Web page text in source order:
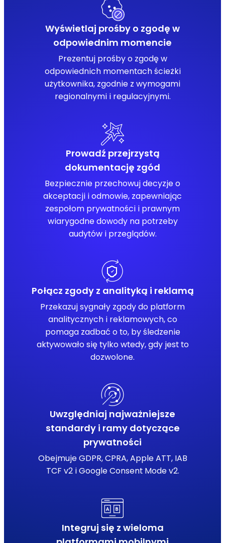
Wyświetlaj prośby o zgodę w
odpowiednim momencie
Prezentuj prośby o zgodę w
odpowiednich momentach ścieżki
użytkownika, zgodnie z wymogami
regionalnymi i regulacyjnymi.
Prowadź przejrzystą
dokumentację zgód
Bezpiecznie przechowuj decyzje o
akceptacji i odmowie, zapewniając
zespołom prywatności i prawnym
wiarygodne dowody na potrzeby
audytów i przeglądów.
Połącz zgody z analityką i reklamą
Przekazuj sygnały zgody do platform
analitycznych i reklamowych, co
pomaga zadbać o to, by śledzenie
aktywowało się tylko wtedy, gdy jest to
dozwolone.
Uwzględniaj najważniejsze
standardy i ramy dotyczące
prywatności
Obejmuje GDPR, CPRA, Apple ATT, IAB
TCF v2 i Google Consent Mode v2.
Integruj się z wieloma